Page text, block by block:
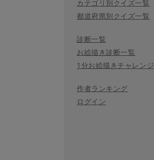
カテゴリ別クイズ一覧
都道府県別クイズ一覧
診断一覧
お絵描き診断一覧
1分お絵描きチャレンジ
作者ランキング
ログイン